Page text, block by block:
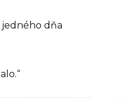
jedného dňa